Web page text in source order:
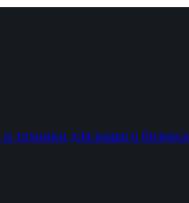
техники для вашего бизнеса